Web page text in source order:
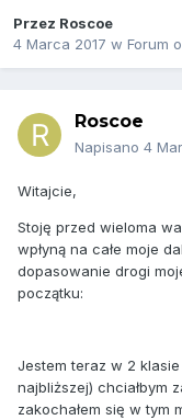
Przez Roscoe
4 Marca 2017 w Forum
Roscoe
Napisano 4
Witajcie,
Stoję przed wieloma
wpłyną na całe moje
dopasowanie drogi
początku:
Jestem teraz w 2
najbliższej) chciałbym
zakochałem się w tym